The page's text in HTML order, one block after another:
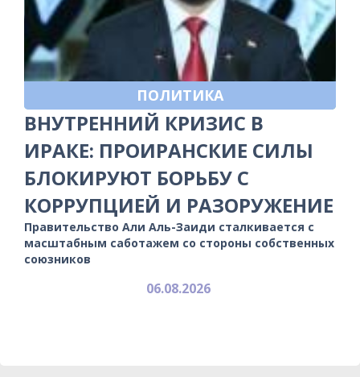
ПОЛИТИКА
ВНУТРЕННИЙ КРИЗИС В
ИРАКЕ: ПРОИРАНСКИЕ СИЛЫ
БЛОКИРУЮТ БОРЬБУ С
КОРРУПЦИЕЙ И РАЗОРУЖЕНИЕ
Правительство Али Аль-Заиди сталкивается с
масштабным саботажем со стороны собственных
союзников
06.08.2026